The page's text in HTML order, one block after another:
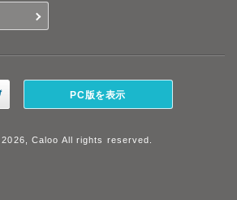
PC版を表示
Caloo All rights reserved.